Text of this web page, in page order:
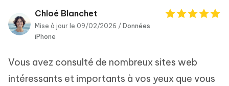
PDNob
PDF
Editor
New
iAnyGo
Chloé Blanchet
Mise à jour le 09/02/2026 / Données
iPhone
Vous avez consulté de nombreux sites web
intéressants et importants à vos yeux que vous